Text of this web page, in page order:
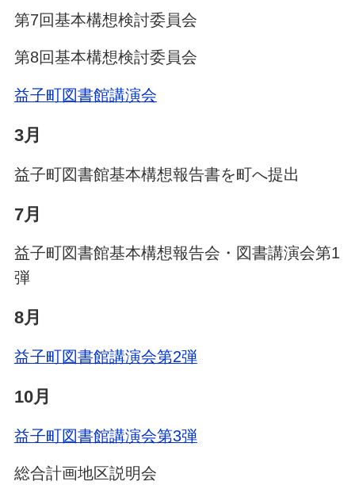
第7回基本構想検討委員会
第8回基本構想検討委員会
益子町図書館講演会
3月
益子町図書館基本構想報告書を町へ提出
7月
益子町図書館基本構想報告会・図書講演会第1
弾
8月
益子町図書館講演会第2弾
10月
益子町図書館講演会第3弾
総合計画地区説明会